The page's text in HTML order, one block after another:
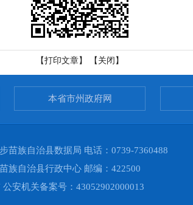
【打印文章】 【关闭】
本省市州政府网
苗族自治县数据局 电话：0739-7360488
族自治县行政中心 邮编：422500
安机关备案号： 43052902000013